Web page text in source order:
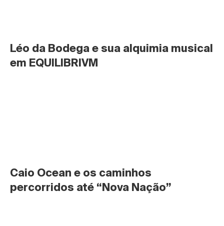
Léo da Bodega e sua alquimia musical
em EQUILIBRIVM
Caio Ocean e os caminhos
percorridos até “Nova Nação”